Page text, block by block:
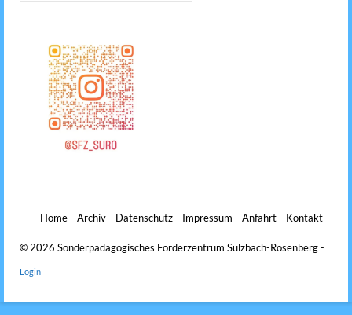
Home Archiv Datenschutz Impressum Anfahrt Kontakt
© 2026 Sonderpädagogisches Förderzentrum Sulzbach-Rosenberg -
Login